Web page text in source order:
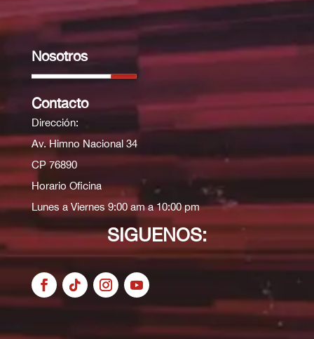
Nosotros
Contacto
Dirección:
Av. Himno Nacional 34
CP 76890
Horario Oficina
Lunes a Viernes 9:00 am a 10:00 pm
SIGUENOS: